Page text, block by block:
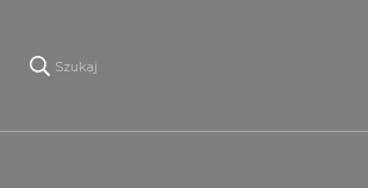
Szukaj